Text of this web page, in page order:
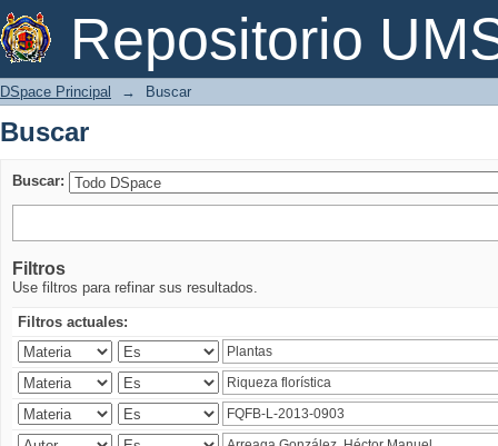
Repositorio
Buscar
DSpace Principal → Buscar
Buscar
Buscar:
Filtros
Use filtros para refinar sus resultados.
Filtros actuales: